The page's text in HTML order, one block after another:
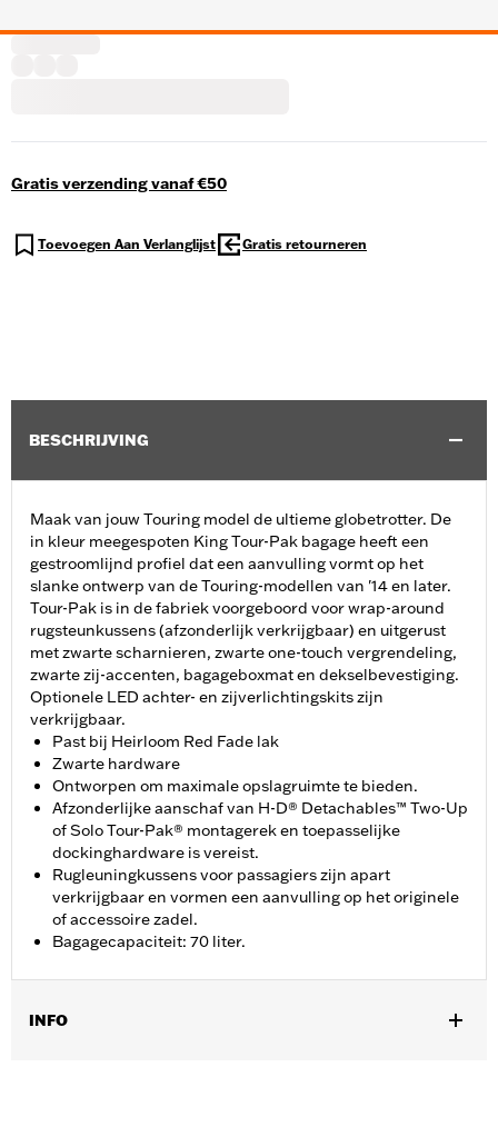
Gratis verzending vanaf €50
Toevoegen Aan Verlanglijst Gratis retourneren
BESCHRIJVING
Maak van jouw Touring model de ultieme globetrotter. De
in kleur meegespoten King Tour-Pak bagage heeft een
gestroomlijnd profiel dat een aanvulling vormt op het
slanke ontwerp van de Touring-modellen van '14 en later.
Tour-Pak is in de fabriek voorgeboord voor wrap-around
rugsteunkussens (afzonderlijk verkrijgbaar) en uitgerust
met zwarte scharnieren, zwarte one-touch vergrendeling,
zwarte zij-accenten, bagageboxmat en dekselbevestiging.
Optionele LED achter- en zijverlichtingskits zijn
verkrijgbaar.
Past bij Heirloom Red Fade lak
Zwarte hardware
Ontworpen om maximale opslagruimte te bieden.
Afzonderlijke aanschaf van H-D® Detachables™ Two-Up
of Solo Tour-Pak® montagerek en toepasselijke
dockinghardware is vereist.
Rugleuningkussens voor passagiers zijn apart
verkrijgbaar en vormen een aanvulling op het originele
of accessoire zadel.
Bagagecapaciteit: 70 liter.
INFO